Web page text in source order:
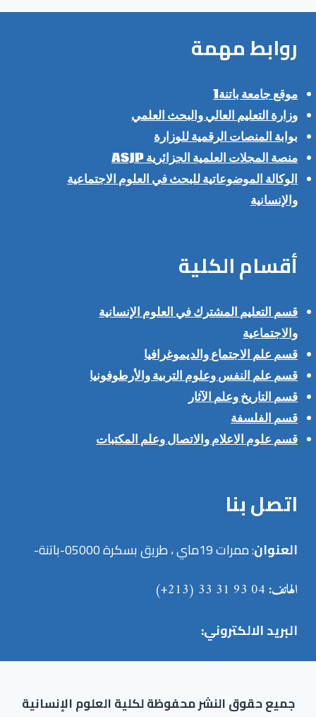
روابط مهمة
موقع جامعة باتنة1
وزارة التعليم العالي والبحث العلمي
بوابة المنصات الرقمية للوزارة
منصة المجلات العلمية الجزائرية ASJP
الوكالة الموضوعاتية للبحث في العلوم الاجتماعية
والإنسانية
أقسام الكلية
قسم التعليم المشترك في العلوم الإنسانية
والاجتماعية
قسم علم الاجتماع والديموغرافيا
قسم علم النفس وعلوم التربية والأرطوفونيا
قسم التاريخ وعلم الآثار
قسم الفلسفة
قسم علوم الاعلام والاتصال وعلم المكتبات
اتصل بنا
العنوان: ممرات 19ماي ، طريق بسكرة 05000-باتنة-
الهاتف:
البريد الالكتروني:
جميع حقوق النشر محفوظة لكلية العلوم الإنسانية